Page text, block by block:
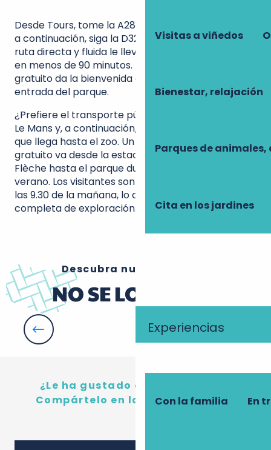
Visitas a viñedos
Bienestar, relajación
Parques de
Cita en los jardines
Experiencias
Con la familia En
Desde Tours, tome la A28 en dirección a Le Mans y,
a continuación, siga la D323 hacia La Flèche. Una
ruta directa y fluida le llevará al
en menos de 90 minutos. El amplio aparcamiento
gratuito da la bienvenida a su vehículo a la
entrada del parque.
¿Prefiere el transporte público? Opte por el tren a
Le Mans y, a continuación, la línea 26 de autobús,
que llega hasta el zoo. Un autobús lanzadera
gratuito va desde la estación de autobuses de La
Flèche hasta el parque durante la temporada de
verano. Los visitantes son bienvenidos a partir de
las 9.30 de la mañana, lo que permite una jornada
completa de exploración.
Descubra nuestros otros
NO SE LO PIERDA
Las exposiciones en Tours
¿Le ha gustado este contenido?
Compártelo en las redes sociales